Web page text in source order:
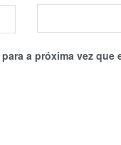
a próxima vez que